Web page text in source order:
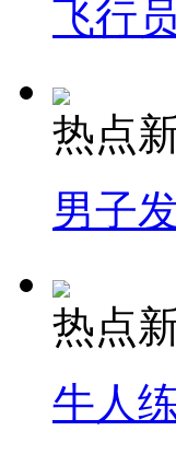
飞行
热点
男子
热点
牛人